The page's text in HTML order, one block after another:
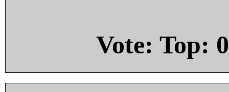
Vote: Top: 0